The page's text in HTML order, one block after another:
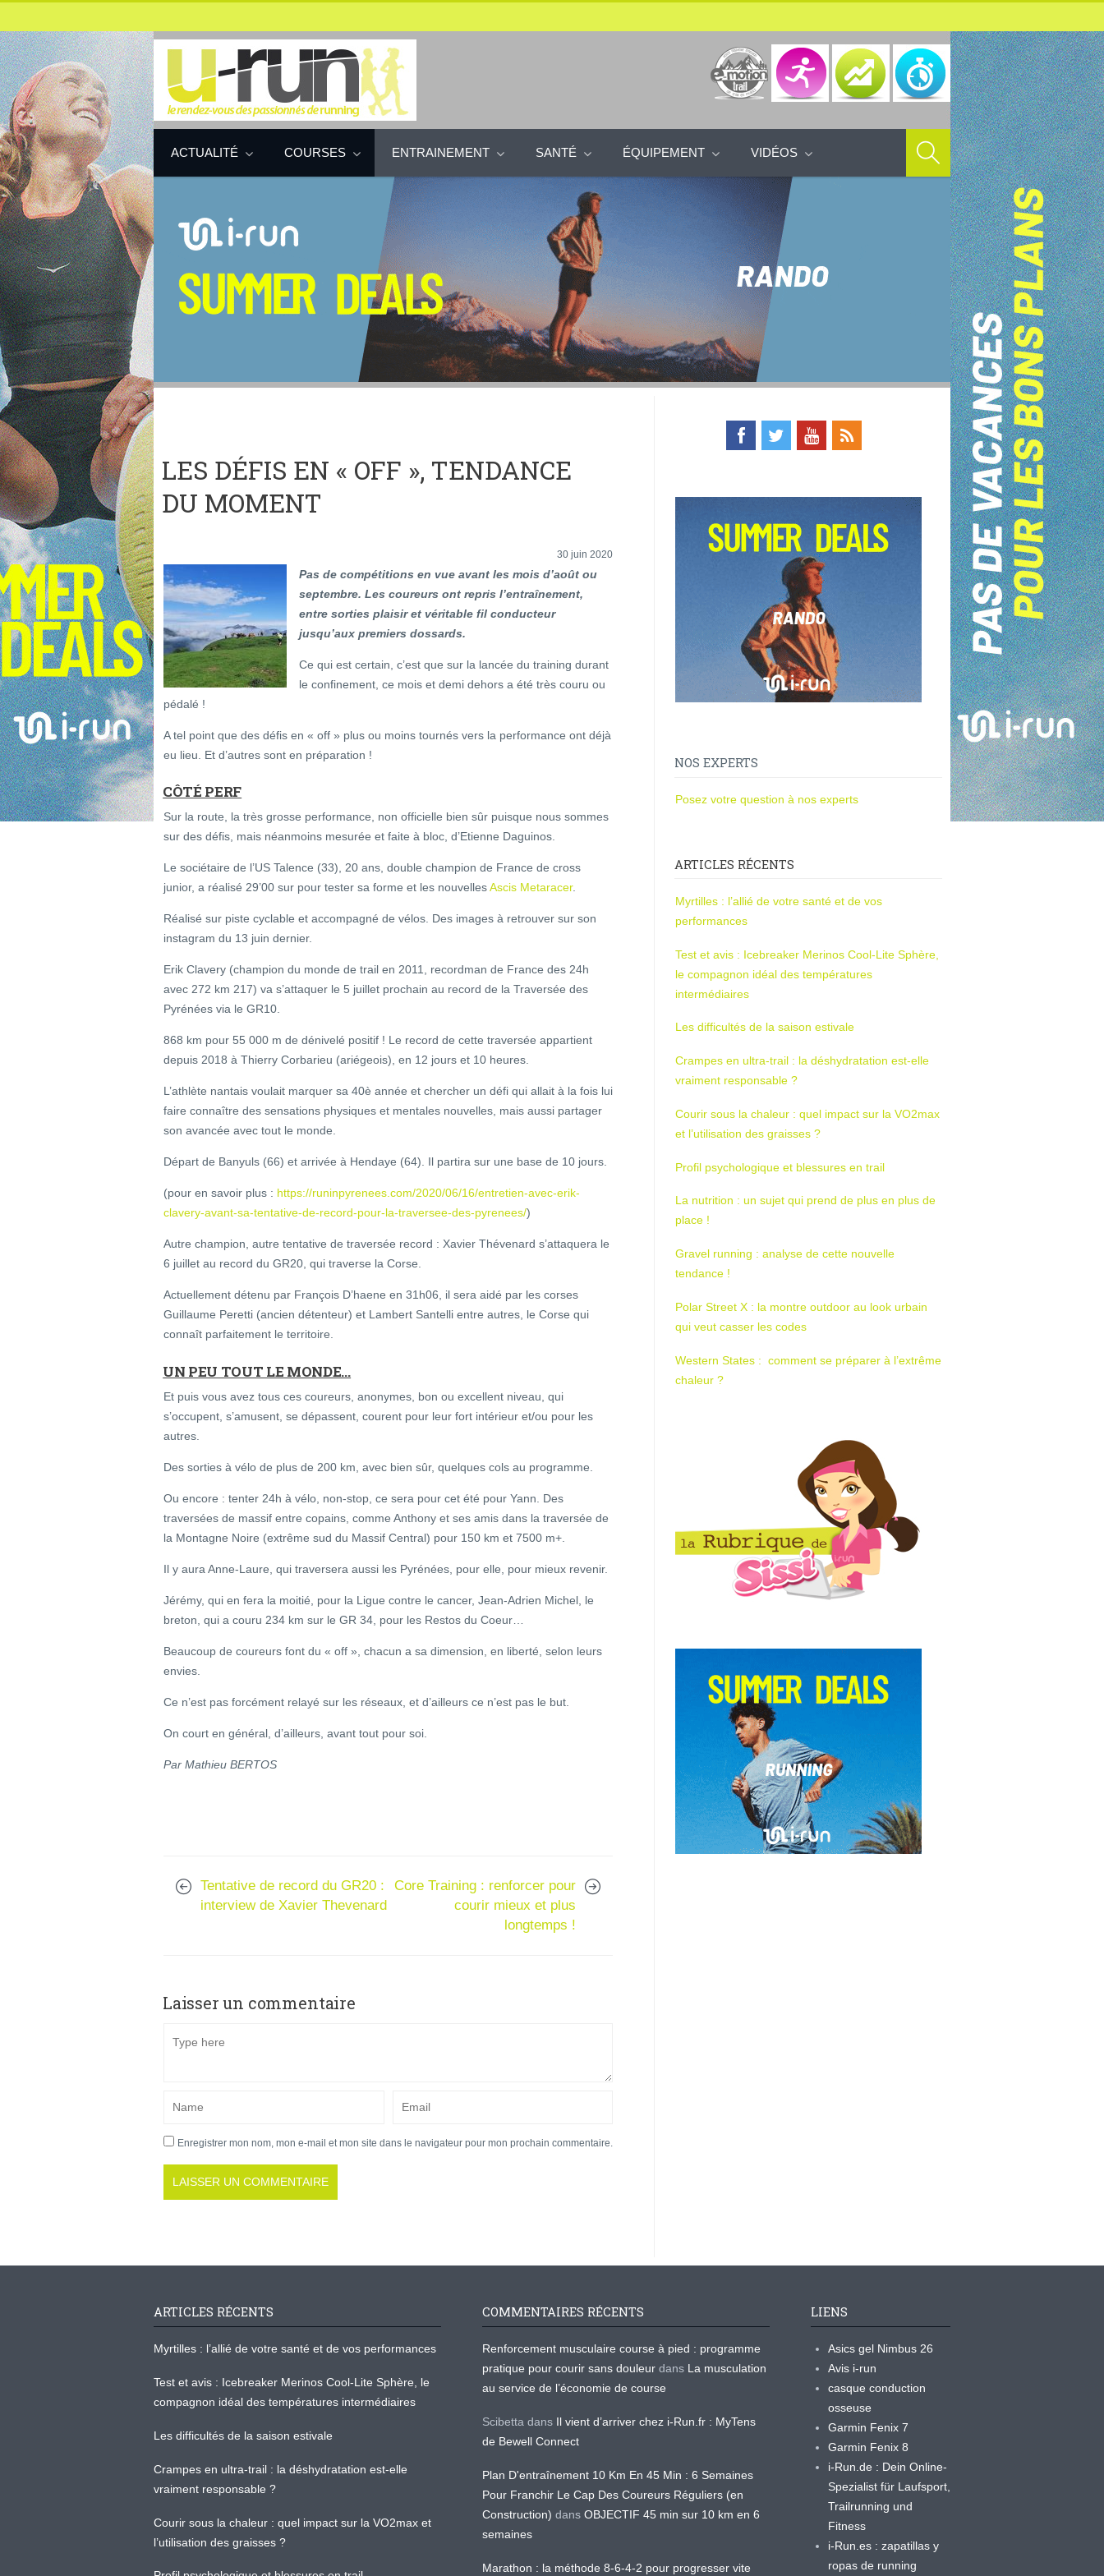
ACTUALITÉ COURSES ENTRAINEMENT SANTÉ ÉQUIPEMENT VIDÉOS
LES DÉFIS EN « OFF », TENDANCE
DU MOMENT
30 juin 2020
Pas de compétitions en vue avant les mois d’août ou
septembre. Les coureurs ont repris l’entraînement,
entre sorties plaisir et véritable fil conducteur
jusqu’aux premiers dossards.
Ce qui est certain, c’est que sur la lancée du training durant
le confinement, ce mois et demi dehors a été très couru ou
pédalé !
A tel point que des défis en « off » plus ou moins tournés vers la performance ont déjà
eu lieu. Et d’autres sont en préparation !
CÔTÉ PERF
Sur la route, la très grosse performance, non officielle bien sûr puisque nous sommes
sur des défis, mais néanmoins mesurée et faite à bloc, d’Etienne Daguinos.
Le sociétaire de l’US Talence (33), 20 ans, double champion de France de cross
junior, a réalisé 29’00 sur pour tester sa forme et les nouvellesAscis Metaracer.
Réalisé sur piste cyclable et accompagné de vélos. Des images à retrouver sur son
instagram du 13 juin dernier.
Erik Clavery (champion du monde de trail en 2011, recordman de France des 24h
avec 272 km 217) va s’attaquer le 5 juillet prochain au record de la Traversée des
Pyrénées via le GR10.
868 km pour 55 000 m de dénivelé positif ! Le record de cette traversée appartient
depuis 2018 à Thierry Corbarieu (ariégeois), en 12 jours et 10 heures.
L’athlète nantais voulait marquer sa 40è année et chercher un défi qui allait à la fois lui
faire connaître des sensations physiques et mentales nouvelles, mais aussi partager
son avancée avec tout le monde.
Départ de Banyuls (66) et arrivée à Hendaye (64). Il partira sur une base de 10 jours.
(pour en savoir plus : https://runinpyrenees.com/2020/06/16/entretien-avec-erik-
clavery-avant-sa-tentative-de-record-pour-la-traversee-des-pyrenees/)
Autre champion, autre tentative de traversée record : Xavier Thévenard s’attaquera le
6 juillet au record du GR20, qui traverse la Corse.
Actuellement détenu par François D’haene en 31h06, il sera aidé par les corses
Guillaume Peretti (ancien détenteur) et Lambert Santelli entre autres, le Corse qui
connaît parfaitement le territoire.
UN PEU TOUT LE MONDE…
Et puis vous avez tous ces coureurs, anonymes, bon ou excellent niveau, qui
s’occupent, s’amusent, se dépassent, courent pour leur fort intérieur et/ou pour les
autres.
Des sorties à vélo de plus de 200 km, avec bien sûr, quelques cols au programme.
Ou encore : tenter 24h à vélo, non-stop, ce sera pour cet été pour Yann. Des
traversées de massif entre copains, comme Anthony et ses amis dans la traversée de
la Montagne Noire (extrême sud du Massif Central) pour 150 km et 7500 m+.
Il y aura Anne-Laure, qui traversera aussi les Pyrénées, pour elle, pour mieux revenir.
Jérémy, qui en fera la moitié, pour la Ligue contre le cancer, Jean-Adrien Michel, le
breton, qui a couru 234 km sur le GR 34, pour les Restos du Coeur…
Beaucoup de coureurs font du « off », chacun a sa dimension, en liberté, selon leurs
envies.
Ce n’est pas forcément relayé sur les réseaux, et d’ailleurs ce n’est pas le but.
On court en général, d’ailleurs, avant tout pour soi.
Par Mathieu BERTOS
Tentative de record du GR20 :
interview de Xavier Thevenard
Core Training : renforcer pour
courir mieux et plus
longtemps !
Laisser un commentaire
Enregistrer mon nom, mon e-mail et mon site dans le navigateur pour mon prochain commentaire.
NOS EXPERTS
Posez votre question à nos experts
ARTICLES RÉCENTS
Myrtilles : l’allié de votre santé et de vos
performances
Test et avis : Icebreaker Merinos Cool-Lite Sphère,
le compagnon idéal des températures
intermédiaires
Les difficultés de la saison estivale
Crampes en ultra-trail : la déshydratation est-elle
vraiment responsable ?
Courir sous la chaleur : quel impact sur la VO2max
et l’utilisation des graisses ?
Profil psychologique et blessures en trail
La nutrition : un sujet qui prend de plus en plus de
place !
Gravel running : analyse de cette nouvelle
tendance !
Polar Street X : la montre outdoor au look urbain
qui veut casser les codes
Western States : comment se préparer à l’extrême
chaleur ?
ARTICLES RÉCENTS
Myrtilles : l’allié de votre santé et de vos performances
Test et avis : Icebreaker Merinos Cool-Lite Sphère, le
compagnon idéal des températures intermédiaires
Les difficultés de la saison estivale
Crampes en ultra-trail : la déshydratation est-elle
vraiment responsable ?
Courir sous la chaleur : quel impact sur la VO2max et
l’utilisation des graisses ?
COMMENTAIRES RÉCENTS
Renforcement musculaire course à pied : programme
pratique pour courir sans douleur dans La musculation
au service de l’économie de course
Scibetta dans Il vient d’arriver chez i-Run.fr : MyTens
de Bewell Connect
Plan D'entraînement 10 Km En 45 Min : 6 Semaines
Pour Franchir Le Cap Des Coureurs Réguliers (en
Construction) dans OBJECTIF 45 min sur 10 km en 6
semaines
Marathon : la méthode 8-6-4-2 pour progresser vite
LIENS
Asics gel Nimbus 26
Avis i-run
casque conduction
osseuse
Garmin Fenix 7
Garmin Fenix 8
i-Run.de : Dein Online-
Spezialist für Laufsport,
Trailrunning und
Fitness
i-Run.es : zapatillas y
ropas de running